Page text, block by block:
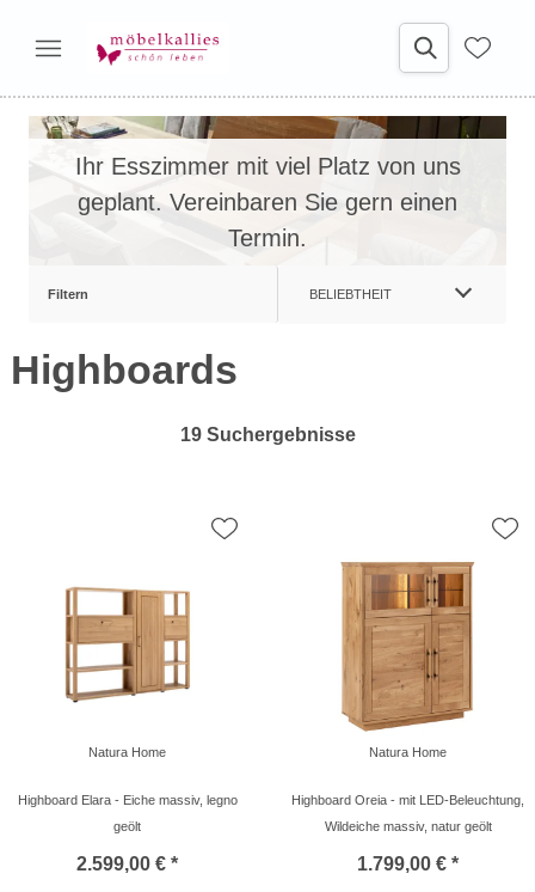
Ihr Esszimmer mit viel Platz von uns
geplant. Vereinbaren Sie gern einen
Termin.
Filtern BELIEBTHEIT
Highboards
19 Suchergebnisse
Natura Home
Highboard Elara - Eiche massiv, legno
geölt
2.599,00 € *
Natura Home
Highboard Oreia - mit LED-Beleuchtung,
Wildeiche massiv, natur geölt
1.799,00 € *